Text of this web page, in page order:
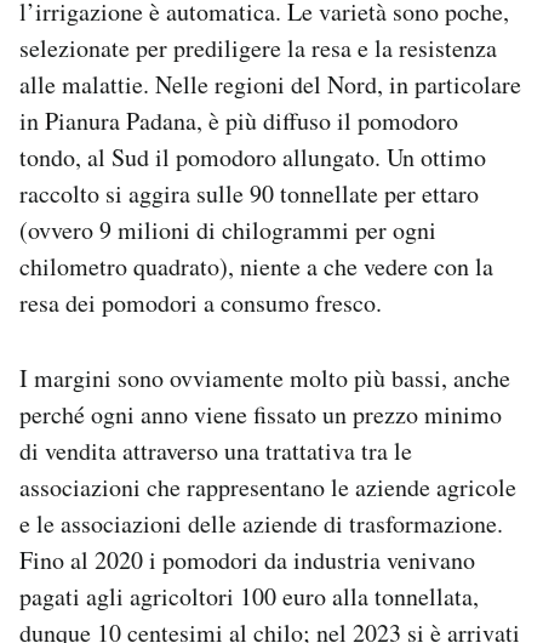
l’irrigazione è automatica. Le varietà sono poche,
selezionate per prediligere la resa e la resistenza
alle malattie. Nelle regioni del Nord, in particolare
in Pianura Padana, è più diffuso il pomodoro
tondo, al Sud il pomodoro allungato. Un ottimo
raccolto si aggira sulle 90 tonnellate per ettaro
(ovvero 9 milioni di chilogrammi per ogni
chilometro quadrato), niente a che vedere con la
resa dei pomodori a consumo fresco.
I margini sono ovviamente molto più bassi, anche
perché ogni anno viene fissato un prezzo minimo
di vendita attraverso una trattativa tra le
associazioni che rappresentano le aziende agricole
e le associazioni delle aziende di trasformazione.
Fino al 2020 i pomodori da industria venivano
pagati agli agricoltori 100 euro alla tonnellata,
dunque 10 centesimi al chilo; nel 2023 si è arrivati